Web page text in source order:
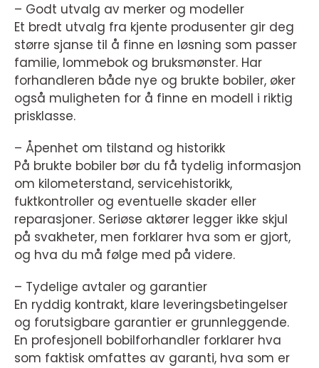
– Godt utvalg av merker og modeller
Et bredt utvalg fra kjente produsenter gir deg
større sjanse til å finne en løsning som passer
familie, lommebok og bruksmønster. Har
forhandleren både nye og brukte bobiler, øker
også muligheten for å finne en modell i riktig
prisklasse.
– Åpenhet om tilstand og historikk
På brukte bobiler bør du få tydelig informasjon
om kilometerstand, servicehistorikk,
fuktkontroller og eventuelle skader eller
reparasjoner. Seriøse aktører legger ikke skjul
på svakheter, men forklarer hva som er gjort,
og hva du må følge med på videre.
– Tydelige avtaler og garantier
En ryddig kontrakt, klare leveringsbetingelser
og forutsigbare garantier er grunnleggende.
En profesjonell bobilforhandler forklarer hva
som faktisk omfattes av garanti, hva som er